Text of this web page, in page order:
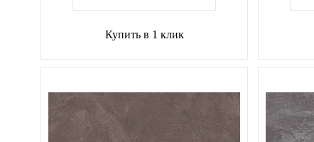
Купить в 1 клик